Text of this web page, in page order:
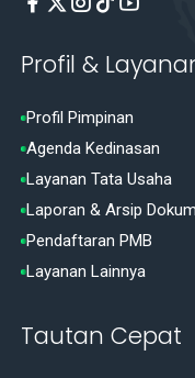
Profil &
Profil Pimpinan
Agenda Kedinasan
Layanan Tata Usaha
Laporan & Arsip
Pendaftaran PMB
Layanan Lainnya
Tautan Cepat